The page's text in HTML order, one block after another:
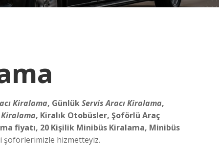
Kiralama, GünlükServis Aracı Kiralama,
Kiralama, Kiralık Otobüsler, Şoförlü Araç
fiyatı, 20 Kişilik Minibüs Kiralama, Minibüs
şoförlerimizle hizmetteyiz.